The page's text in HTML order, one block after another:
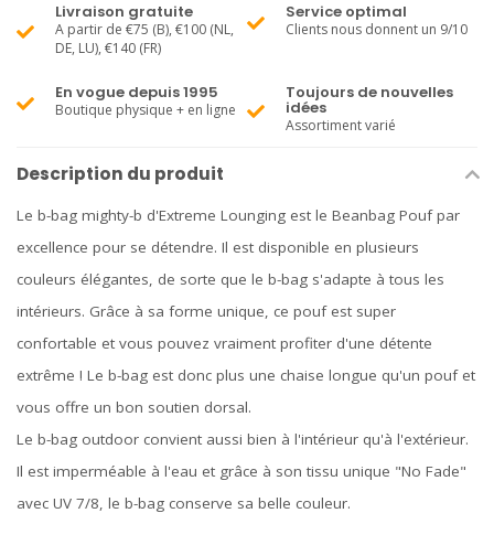
Livraison gratuite
A partir de €75 (B), €100 (NL,
DE, LU), €140 (FR)
Service optimal
Clients nous donnent un 9/10
En vogue depuis 1995
Boutique physique + en ligne
Toujours de nouvelles
idées
Assortiment varié
Description du produit
Le b-bag mighty-b d'Extreme Lounging est le Beanbag Pouf par
excellence pour se détendre. Il est disponible en plusieurs
couleurs élégantes, de sorte que le b-bag s'adapte à tous les
intérieurs. Grâce à sa forme unique, ce pouf est super
confortable et vous pouvez vraiment profiter d'une détente
extrême ! Le b-bag est donc plus une chaise longue qu'un pouf et
vous offre un bon soutien dorsal.
Le b-bag outdoor convient aussi bien à l'intérieur qu'à l'extérieur.
Il est imperméable à l'eau et grâce à son tissu unique "No Fade"
avec UV 7/8, le b-bag conserve sa belle couleur.